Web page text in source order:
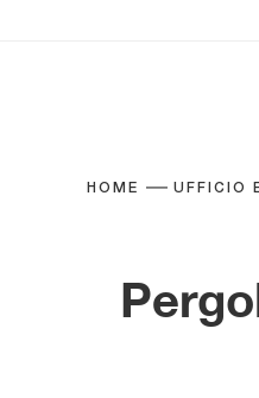
HOME UFFICIO